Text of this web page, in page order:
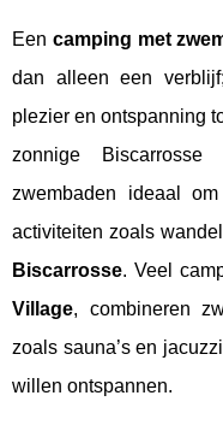
Een camping met
dan alleen een
plezier en ontspanning
zonnige
zwembaden ideaal
activiteiten zoals
Biscarrosse. Veel
Village, combineren
zoals sauna’s en
willen ontspannen.